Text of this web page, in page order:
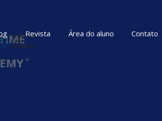
Revista Área do aluno Contato